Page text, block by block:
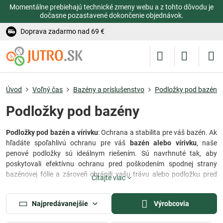
Momentálne prebiehajú technické zmeny webu a z tohto dôvodu je
dočasne pozastavené dokončenie objednávok.
Doprava zadarmo nad 69 €
Úvod Voľný čas Bazény a príslušenstvo Podložky pod bazén
Podložky pod bazény
Podložky pod bazén a vírivku: Ochrana a stabilita pre váš bazén. Ak
hľadáte spoľahlivú ochranu pre váš
bazén alebo vírivku, naše
penové podložky sú ideálnym riešením. Sú navrhnuté tak, aby
poskytovali efektívnu ochranu pred poškodením spodnej strany
bazénovej fólie a zároveň chránili vašu trávu alebo podložku pred
Naša kvalitnápenová podložka pod bazén a vírivkuje vyrobená z
odolného materiálu, ktorý zabraňuje poškodeniu fólie a zároveň
Čítajte viac
Najpredávanejšie Výrobcovia